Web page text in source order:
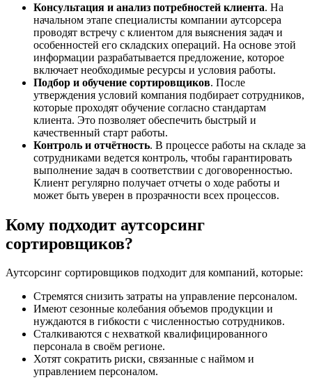
Консультация и анализ потребностей клиента. На
начальном этапе специалисты компании аутсорсера
проводят встречу с клиентом для выяснения задач и
особенностей его складских операций. На основе этой
информации разрабатывается предложение, которое
включает необходимые ресурсы и условия работы.
Подбор и обучение сортировщиков. После
утверждения условий компания подбирает сотрудников,
которые проходят обучение согласно стандартам
клиента. Это позволяет обеспечить быстрый и
качественный старт работы.
Контроль и отчётность. В процессе работы на складе за
сотрудниками ведется контроль, чтобы гарантировать
выполнение задач в соответствии с договоренностью.
Клиент регулярно получает отчеты о ходе работы и
может быть уверен в прозрачности всех процессов.
Кому подходит аутсорсинг
сортировщиков?
Аутсорсинг сортировщиков подходит для компаний, которые:
Стремятся снизить затраты на управление персоналом.
Имеют сезонные колебания объемов продукции и
нуждаются в гибкости с численностью сотрудников.
Сталкиваются с нехваткой квалифицированного
персонала в своём регионе.
Хотят сократить риски, связанные с наймом и
управлением персоналом.